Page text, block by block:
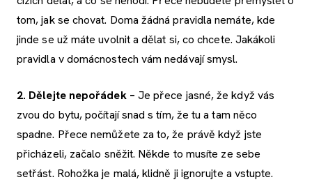
tom, jak se chovat. Doma žádná pravidla nemáte, kde
jinde se už máte uvolnit a dělat si, co chcete. Jakákoli
pravidla v domácnostech vám nedávají smysl.
2. Dělejte nepořádek – Je přece jasné, že když vás
zvou do bytu, počítají snad s tím, že tu a tam něco
spadne. Přece nemůžete za to, že právě když jste
přicházeli, začalo sněžit. Někde to musíte ze sebe
setřást. Rohožka je malá, klidně ji ignorujte a vstupte.